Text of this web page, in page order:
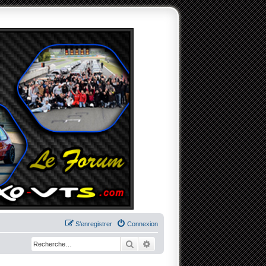
Connexion
S’enregistrer
RechercherRecherche avancée